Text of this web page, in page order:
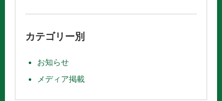
カテゴリー別
お知らせ
メディア掲載